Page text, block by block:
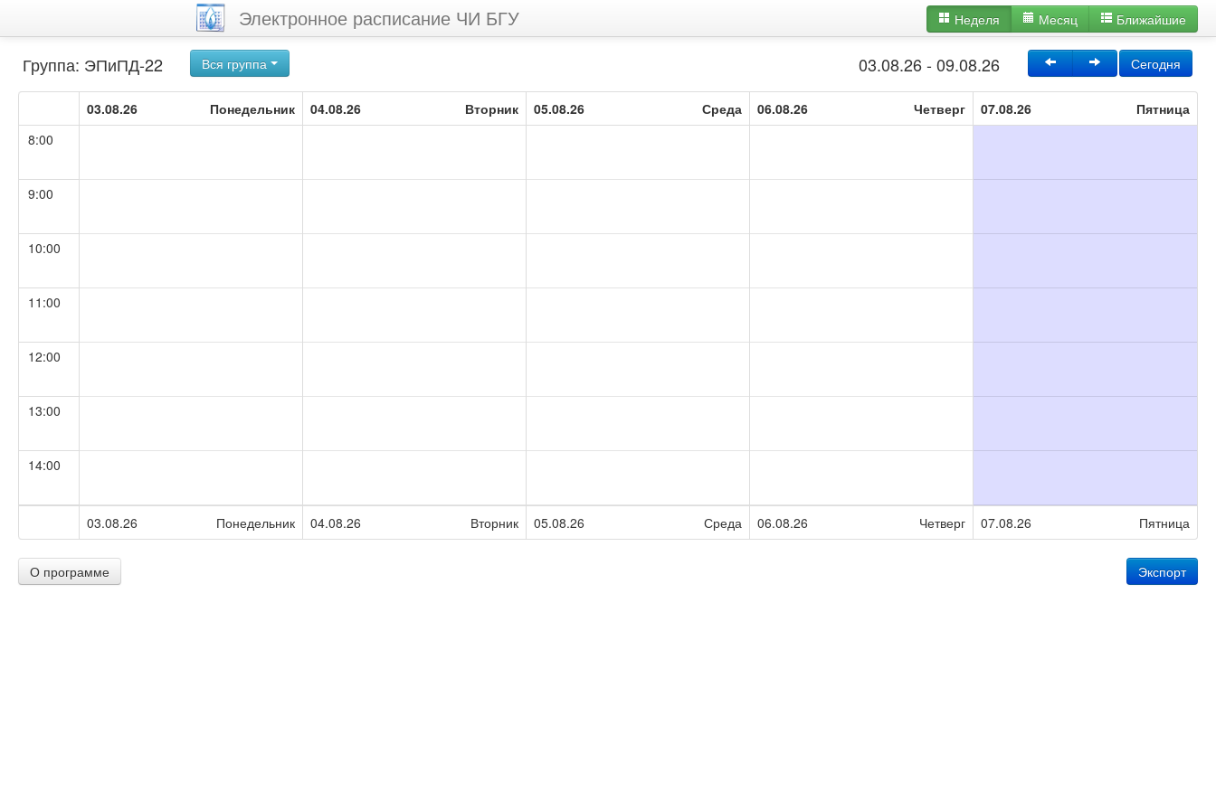
Электронное расписание ЧИ БГУ Неделя Месяц Ближайшие
Группа: ЭПиПД-22 Вся группа Сегодня
03.08.26 - 09.08.26
03.08.26 Понедельник 04.08.26 Вторник 05.08.26 Среда 06.08.26 Четверг 07.08.26
Пятница
8:00
9:00
10:00
11:00
12:00
13:00
14:00
16:00
Понедельник
03.08.26 Вторник
04.08.26 Среда
05.08.26 Четверг
06.08.26 Пятница
07.08.26
О программе Экспорт